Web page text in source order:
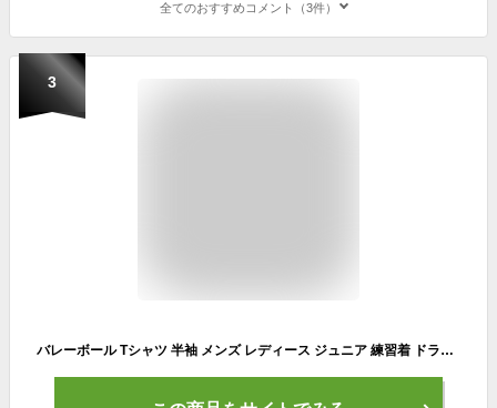
全てのおすすめコメント（3件）
3
バレーボール Tシャツ 半袖 メンズ レディース ジュニア 練習着 ドライ おもしろ tシャツ スポーツ ウェア かわいい 速乾 名入れ 女子 男子 チーム おしゃれ 文字入れ無料 「ぶろっくするニャー」 アートワークスコウベ 【送料無料】